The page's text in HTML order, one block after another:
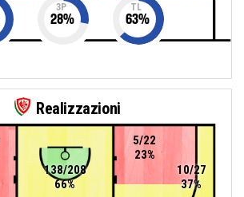
3P
28%
TL
63%
Realizzazioni
5/22
23%
138/208
66%
10/27
37%